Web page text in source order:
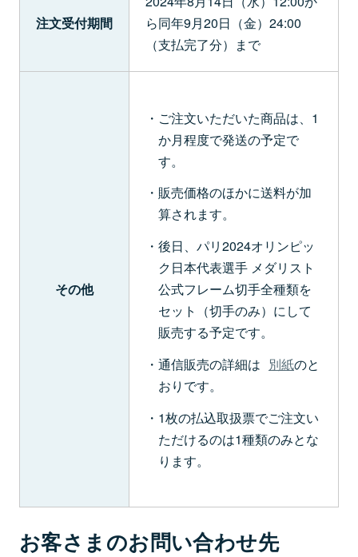
注文受付期間
ら同年9月20日（金）24:00
（支払完了分）まで
その他
ご注文いただいた商品は、1
か月程度で発送の予定で
す。
販売価格のほかに送料が加
算されます。
後日、パリ2024オリンピッ
ク日本代表選手 メダリスト
公式フレーム切手全種類を
セット（切手のみ）にして
販売する予定です。
通信販売の詳細は 別紙のと
おりです。
1枚の払込取扱票でご注文い
ただけるのは1種類のみとな
ります。
お客さまのお問い合わせ先